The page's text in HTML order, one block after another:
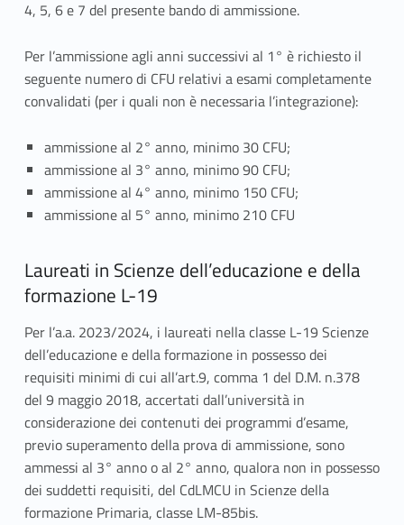
e
c
o
n
d
o
t
i
t
o
l
o
4, 5, 6 e 7 del presente bando di ammissione.
Per l’ammissione agli anni successivi al 1° è richiesto il
seguente numero di CFU relativi a esami completamente
convalidati (per i quali non è necessaria l’integrazione):
ammissione al 2° anno, minimo 30 CFU;
ammissione al 3° anno, minimo 90 CFU;
ammissione al 4° anno, minimo 150 CFU;
ammissione al 5° anno, minimo 210 CFU
Laureati in Scienze dell’educazione e della
formazione L-19
Per l’a.a. 2023/2024, i laureati nella classe L-19 Scienze
dell’educazione e della formazione in possesso dei
requisiti minimi di cui all’art.9, comma 1 del D.M. n.378
del 9 maggio 2018, accertati dall’università in
considerazione dei contenuti dei programmi d’esame,
previo superamento della prova di ammissione, sono
ammessi al 3° anno o al 2° anno, qualora non in possesso
dei suddetti requisiti, del CdLMCU in Scienze della
formazione Primaria, classe LM-85bis.